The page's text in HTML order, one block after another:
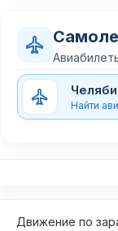
Найти
Движение по